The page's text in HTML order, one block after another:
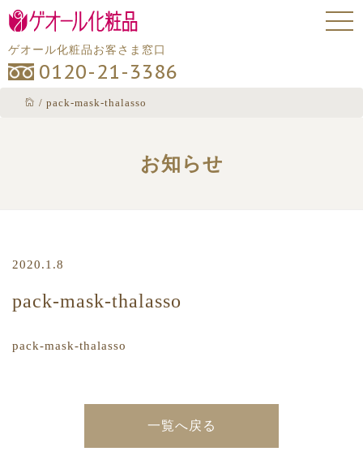
ゲオール化粧品お客さま窓口
0120-21-3386
/ pack-mask-thalasso
お知らせ
2020.1.8
pack-mask-thalasso
pack-mask-thalasso
一覧へ戻る